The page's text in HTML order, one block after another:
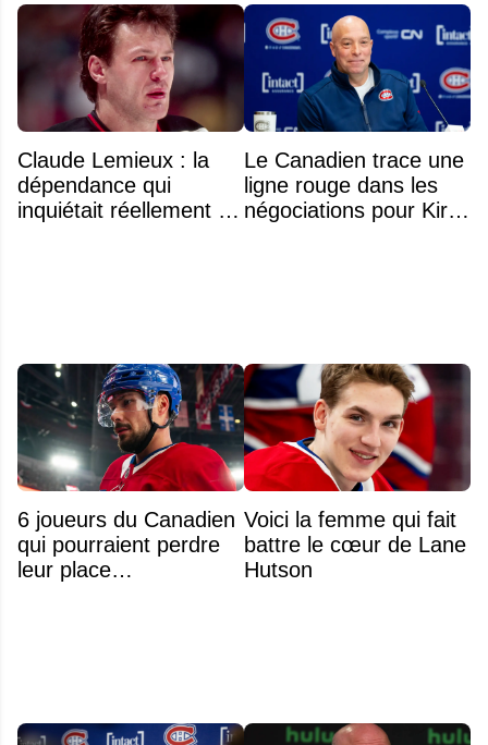
Claude Lemieux : la
dépendance qui
inquiétait réellement sa
Le Canadien trace une
ligne rouge dans les
négociations pour Kirill
6 joueurs du Canadien
qui pourraient perdre
leur place
Voici la femme qui fait
battre le cœur de Lane
Hutson